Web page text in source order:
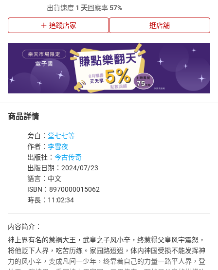
出貨速度 1 天回應率57%
追蹤店家 逛店舖
商品詳情
旁白： 堂七七等
作者： 李雪夜
出版社： 今古传奇
出版日期：2024/07/23
語言：中文
ISBN：8970000015062
時長：11:02:34
内容简介：
神上界有名的惹祸大王，武皇之子风小辛，终惹得父皇风宇震怒，
将他贬下人界，吃苦历练。家园路迢迢，体内神国受损不能发挥神
力的风小辛，变成凡间一少年，终靠着自己的力量一路平人界，登